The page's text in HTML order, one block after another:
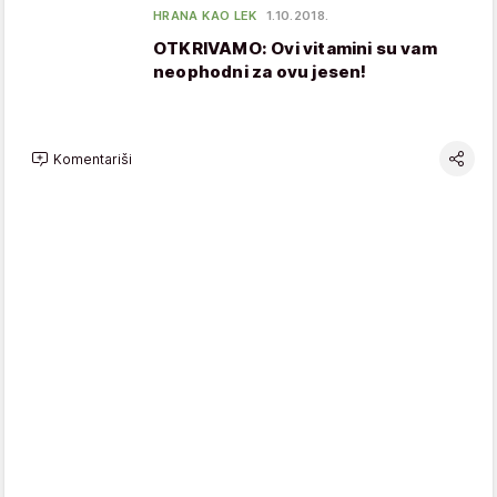
HRANA KAO LEK 1.10.2018.
OTKRIVAMO: Ovi vitamini su vam
neophodni za ovu jesen!
Komentariši